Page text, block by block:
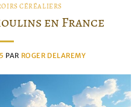
CÉRÉALIERS
en France
PAR ROGER DELAREMY